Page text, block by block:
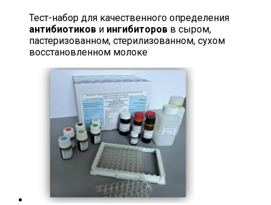
Тест-набор для качественного определения
антибиотиков и ингибиторов в сыром,
пастеризованном, стерилизованном, сухом
восстановленном молоке